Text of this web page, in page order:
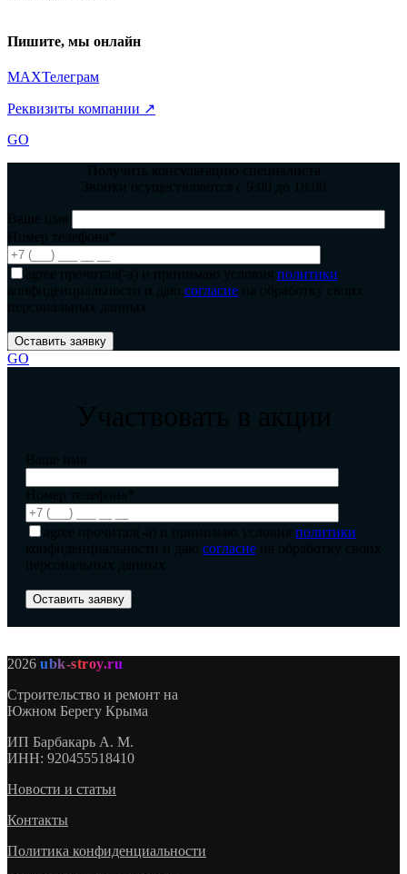
Пишите, мы онлайн
MAXТелеграм
Реквизиты компании ↗
GO
Получить консультацию специалиста
Звонки осуществляются с 9:00 до 18:00
Ваше имя
Номер телефона*
agree прочитал(-а) и принимаю условия политики
конфиденциальности и даю согласие на обработку своих
персональных данных
GO
Участвовать в акции
Ваше имя
Номер телефона*
agree прочитал(-а) и принимаю условия политики
конфиденциальности и даю согласие на обработку своих
персональных данных
2026 ubk-stroy.ru
Строительство и ремонт на
Южном Берегу Крыма
ИП Барбакарь А. М.
ИНН: 920455518410
Новости и статьи
Контакты
Политика конфиденциальности